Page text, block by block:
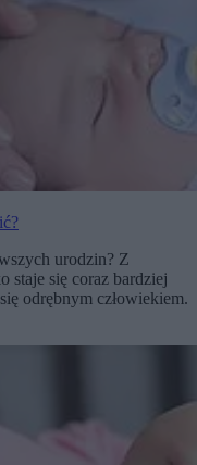
urodzin? Z
staje się coraz bardziej
odrębnym człowiekiem.